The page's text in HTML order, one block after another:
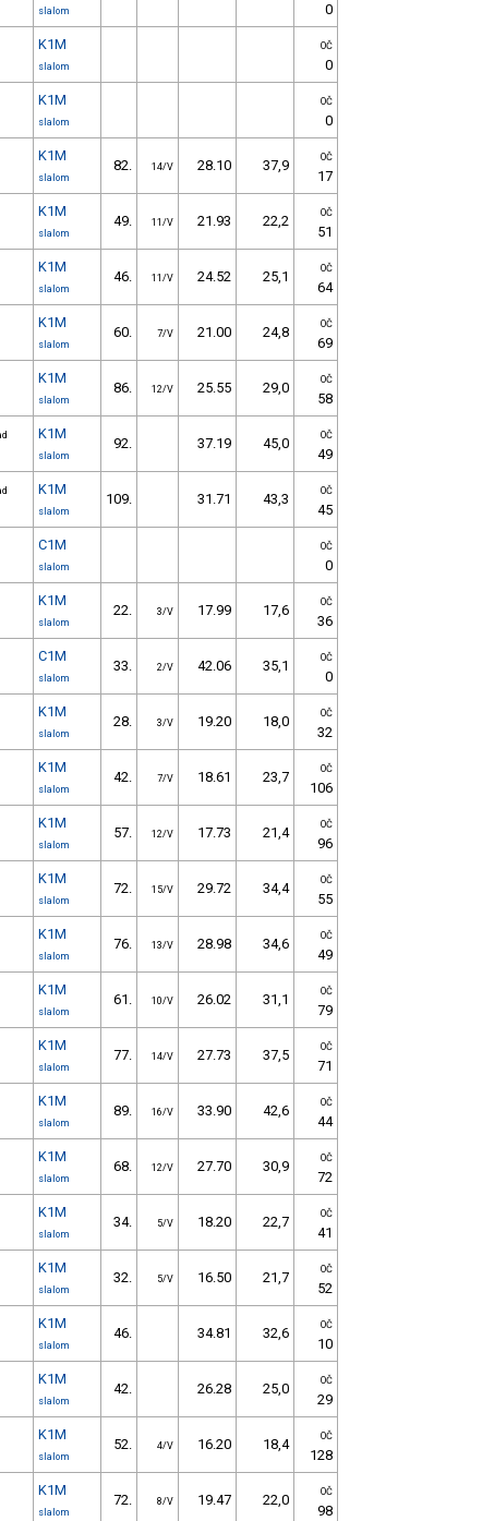
slalom 0
K1M
slalom
OČ
0
K1M
slalom
OČ
0
K1M
slalom
82. 14/V 28.10 37,9 OČ
17
K1M
slalom
49. 11/V 21.93 22,2 OČ
51
K1M
slalom
46. 11/V 24.52 25,1 OČ
64
K1M
slalom
60. 7/V 21.00 24,8 OČ
69
K1M
slalom
86. 12/V 25.55 29,0 OČ
58
K1M
slalom
92. 37.19 45,0 OČ
49
K1M
slalom
109. 31.71 43,3 OČ
45
C1M
slalom
OČ
0
K1M
slalom
22. 3/V 17.99 17,6 OČ
36
C1M
slalom
33. 2/V 42.06 35,1 OČ
0
K1M
slalom
28. 3/V 19.20 18,0 OČ
32
K1M
slalom
42. 7/V 18.61 23,7 OČ
106
K1M
slalom
57. 12/V 17.73 21,4 OČ
96
K1M
slalom
72. 15/V 29.72 34,4 OČ
55
K1M
slalom
76. 13/V 28.98 34,6 OČ
49
K1M
slalom
61. 10/V 26.02 31,1 OČ
79
K1M
slalom
77. 14/V 27.73 37,5 OČ
71
K1M
slalom
89. 16/V 33.90 42,6 OČ
44
K1M
slalom
68. 12/V 27.70 30,9 OČ
72
K1M
slalom
34. 5/V 18.20 22,7 OČ
41
K1M
slalom
32. 5/V 16.50 21,7 OČ
52
K1M
slalom
46. 34.81 32,6 OČ
10
K1M
slalom
42. 26.28 25,0 OČ
29
K1M
slalom
52. 4/V 16.20 18,4 OČ
128
K1M
slalom
72. 8/V 19.47 22,0 OČ
98